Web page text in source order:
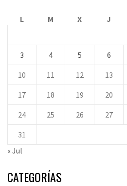
L
M X J
3 4 5 6
10 11 12 13
17 18 19 20
24 25 26 27
31
« Jul
CATEGORÍAS